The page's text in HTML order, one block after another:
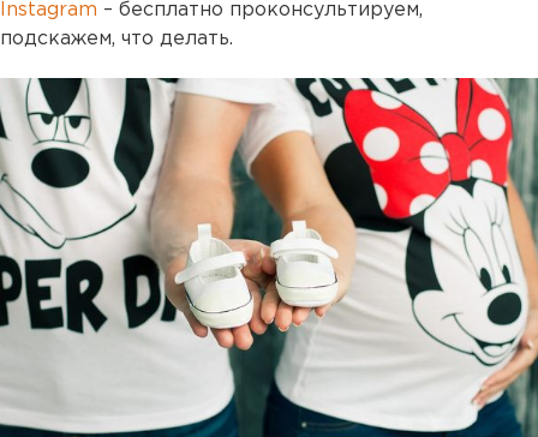
Instagram – бесплатно проконсультируем,
подскажем, что делать.